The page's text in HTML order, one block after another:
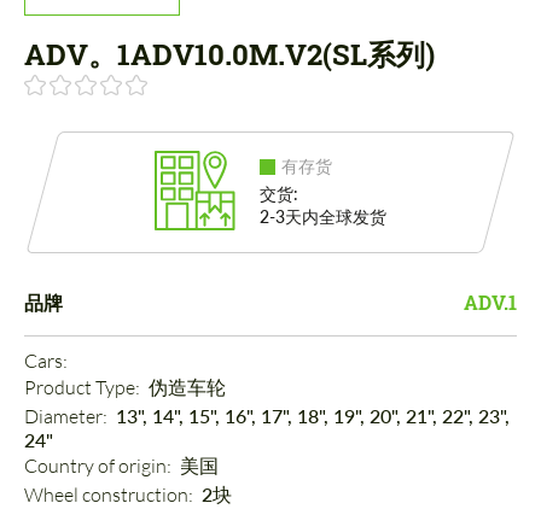
ADV。1ADV10.0M.V2(SL系列)
有存货
交货:
2-3天内全球发货
品牌 ADV.1
Cars:
Product Type: 伪造车轮
Diameter: 13", 14", 15", 16", 17", 18", 19", 20", 21", 22", 23",
24"
Country of origin: 美国
Wheel construction: 2块